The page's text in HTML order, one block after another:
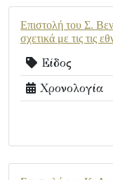
Επιστολή του Σ.
σχετικά με τις τις
Είδος
Χρονολογία